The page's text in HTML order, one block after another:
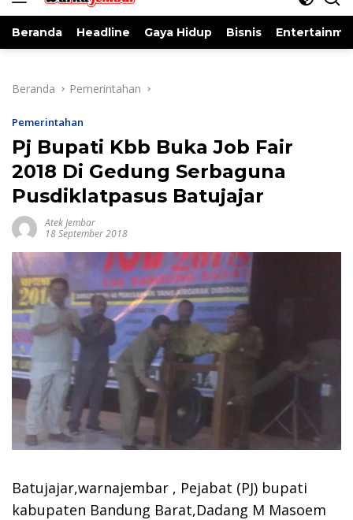
Beranda Headline Gaya Hidup Bisnis
Beranda Pemerintahan
Pemerintahan
Pj Bupati Kbb Buka Job Fair
2018 Di Gedung Serbaguna
Pusdiklatpasus Batujajar
Atek Jembar
18 September 2018
Batujajar,warnajembar , Pejabat (PJ) bupati
kabupaten Bandung Barat,Dadang M Masoem